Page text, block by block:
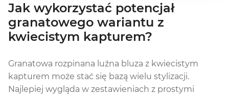
Jak wykorzystać potencjał
granatowego wariantu z
kwiecistym kapturem?
Granatowa rozpinana luźna bluza z kwiecistym
kapturem może stać się bazą wielu stylizacji.
Najlepiej wygląda w zestawieniach z prostymi